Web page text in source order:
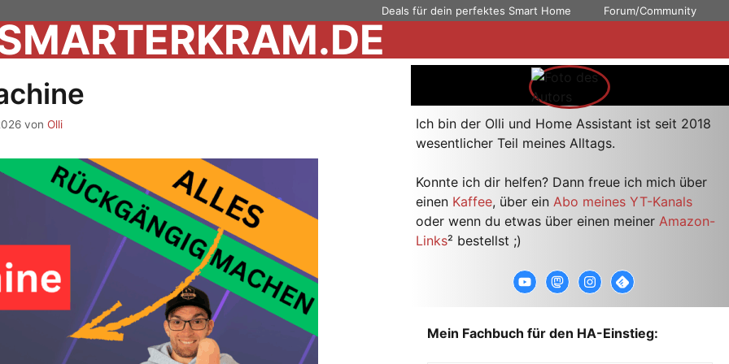
Deals für dein perfektes Smart Home Forum/Community
von Olli
Ich bin der Olli und Home Assistant ist seit 2018
wesentlicher Teil meines Alltags.
Konnte ich dir helfen? Dann freue ich mich über
einen Kaffee, über ein Abo meines YT-Kanals
oder wenn du etwas über einen meiner Amazon-
Links² bestellst ;)
Mein Fachbuch für den HA-Einstieg: